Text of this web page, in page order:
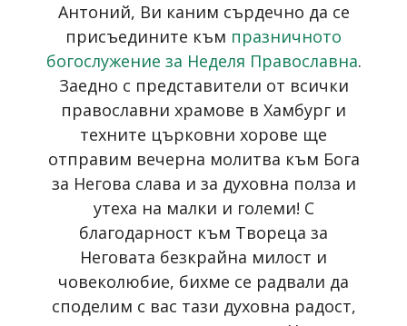
Антоний, Ви каним сърдечно да се
присъедините към празничното
богослужение за Неделя Православна.
Заедно с представители от всички
православни храмове в Хамбург и
техните църковни хорове ще
отправим вечерна молитва към Бога
за Негова слава и за духовна полза и
утеха на малки и големи! С
благодарност към Твореца за
Неговата безкрайна милост и
човеколюбие, бихме се радвали да
споделим с вас тази духовна радост,